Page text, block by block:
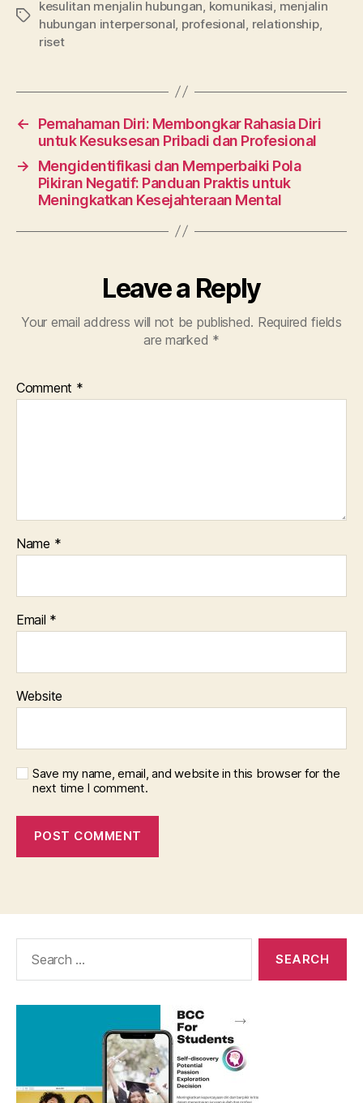
Tags
kesulitan menjalin hubungan komunikasi menjalin
hubungan interpersonal profesional relationship,
riset
←
Pemahaman Diri: Membongkar Rahasia Diri
untuk Kesuksesan Pribadi dan Profesional
→
Mengidentifikasi dan Memperbaiki Pola
Pikiran Negatif: Panduan Praktis untuk
Meningkatkan Kesejahteraan Mental
Leave a Reply
Your email address will not be published. Required fields
are marked *
Comment *
Name *
Email *
Website
Save my name, email, and website in this browser for the
next time I comment.